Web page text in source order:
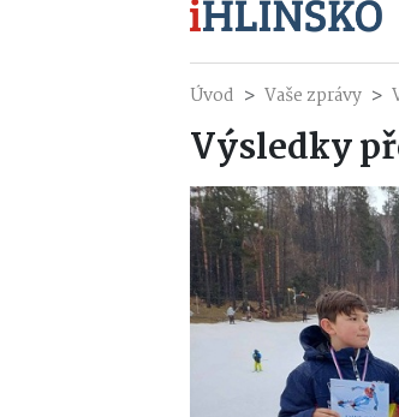
Úvod Vaše zprávy
Výsledky